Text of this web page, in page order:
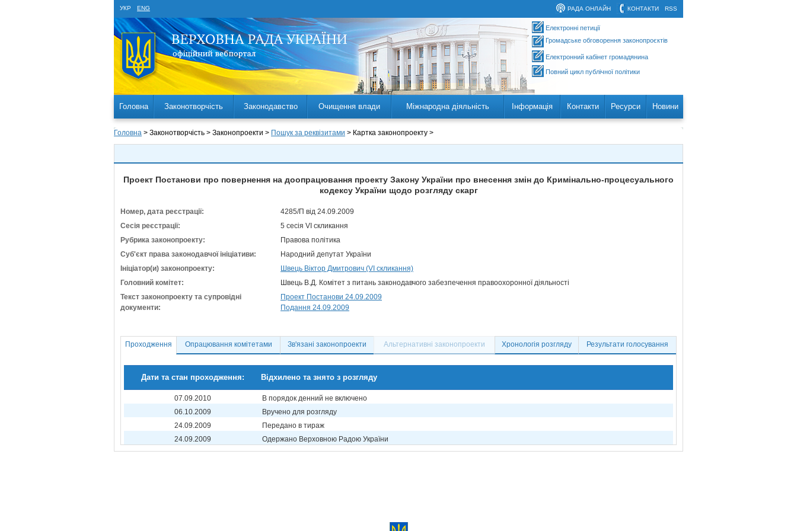
УКР ENG RSS
КОНТАКТИ
РАДА ОНЛАЙН
Електронні петиції
Громадське обговорення законопроєктів
Електронний кабінет громадянина
Повний цикл публічної політики
Головна Законотворчість Законодавство Очищення влади Міжнародна діяльність Інформація Контакти Ресурси Новини
Головна > Законотворчість > Законопроекти > Пошук за реквізитами > Картка законопроекту >
Проект Постанови про повернення на доопрацювання проекту Закону України про внесення змін до Кримінально-процесуального
кодексу України щодо розгляду скарг
Номер, дата реєстрації:
4285/П від 24.09.2009
Сесія реєстрації:
5 сесія VI скликання
Рубрика законопроекту:
Правова політика
Суб'єкт права законодавчої ініціативи:
Народний депутат України
Ініціатор(и) законопроекту:
Швець Віктор Дмитрович (VI скликання)
Головний комітет:
Швець В.Д. Комітет з питань законодавчого забезпечення правоохоронної діяльності
Текст законопроекту та супровідні
документи:
Проект Постанови 24.09.2009
Подання 24.09.2009
Проходження Опрацювання комітетами Зв'язані законопроекти Альтернативні законопроекти Хронологія розгляду Результати голосування
Дати та стан проходження: Відхилено та знято з розгляду
07.09.2010
В порядок денний не включено
06.10.2009
Вручено для розгляду
24.09.2009
Передано в тираж
24.09.2009
Одержано Верховною Радою України